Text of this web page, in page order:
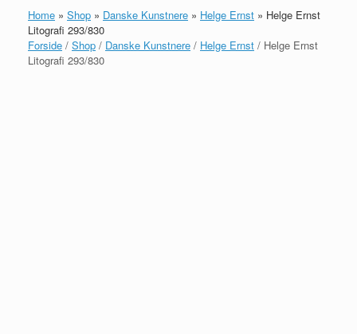
Home » Shop » Danske Kunstnere » Helge Ernst » Helge Ernst
Litografi 293/830
Forside / Shop / Danske Kunstnere / Helge Ernst / Helge Ernst
Litografi 293/830